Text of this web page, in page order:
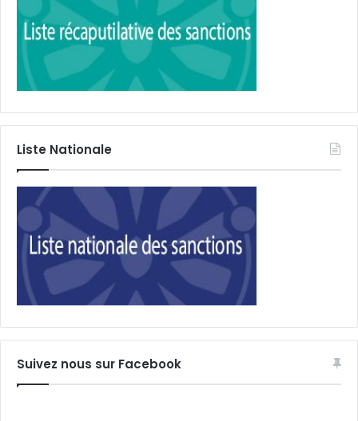
Liste Nationale
Suivez nous sur Facebook